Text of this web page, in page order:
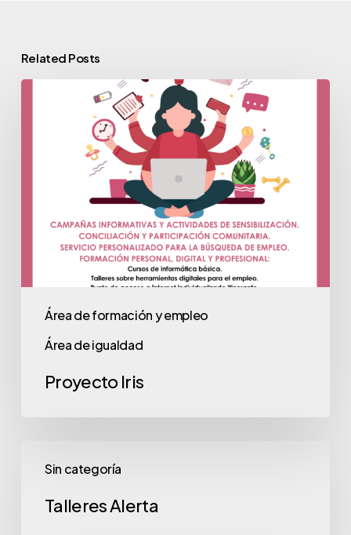
Related Posts
Área de formación y empleo
Área de igualdad
Proyecto Iris
Sin categoría
Alerta
Talleres Alerta